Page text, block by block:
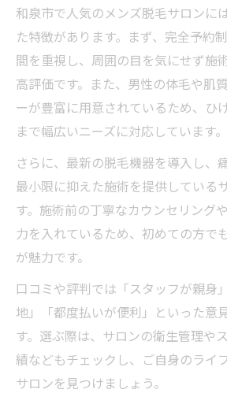
和泉市で人気のメンズ脱毛サロンに
た特徴があります。まず、完全予約
間を重視し、周囲の目を気にせず施
高評価です。また、男性の体毛や肌
ーが豊富に用意されているため、ひ
まで幅広いニーズに対応しています。
さらに、最新の脱毛機器を導入し、
最小限に抑えた施術を提供している
す。施術前の丁寧なカウンセリング
力を入れているため、初めての方で
が魅力です。
口コミや評判では「スタッフが親身
地」「都度払いが便利」といった意
す。選ぶ際は、サロンの衛生管理や
績などもチェックし、ご自身のライ
サロンを見つけましょう。